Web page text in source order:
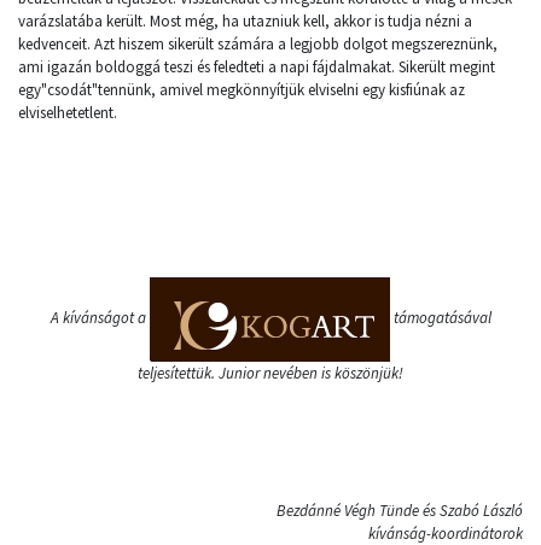
varázslatába került. Most még, ha utazniuk kell, akkor is tudja nézni a
kedvenceit. Azt hiszem sikerült számára a legjobb dolgot megszereznünk,
ami igazán boldoggá teszi és feledteti a napi fájdalmakat. Sikerült megint
egy"csodát"tennünk, amivel megkönnyítjük elviselni egy kisfiúnak az
elviselhetetlent.
A kívánságot a támogatásával
teljesítettük. Junior nevében is köszönjük!
Bezdánné Végh Tünde és Szabó László
kívánság-koordinátorok